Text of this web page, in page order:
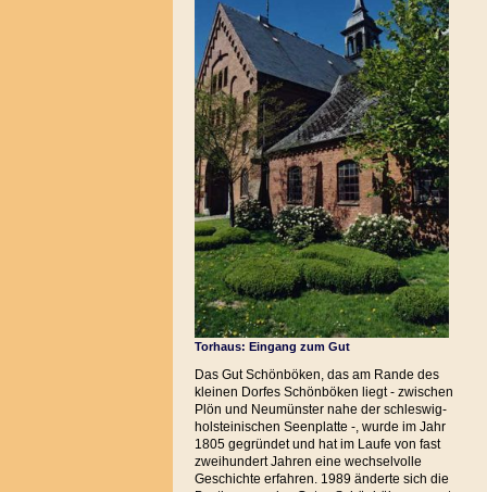
Torhaus: Eingang zum Gut
Das Gut Schönböken, das am Rande des
kleinen Dorfes Schönböken liegt - zwischen
Plön und Neumünster nahe der schleswig-
holsteinischen Seenplatte -, wurde im Jahr
1805 gegründet und hat im Laufe von fast
zweihundert Jahren eine wechselvolle
Geschichte erfahren. 1989 änderte sich die